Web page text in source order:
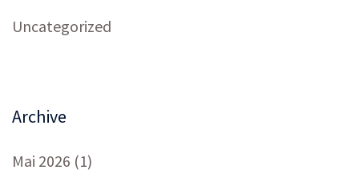
Uncategorized
Archive
Mai 2026 (1)